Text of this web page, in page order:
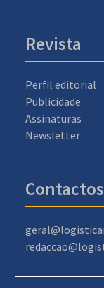
Revista
Perfil editorial
Publicidade
Assinaturas
Newsletter
Contactos